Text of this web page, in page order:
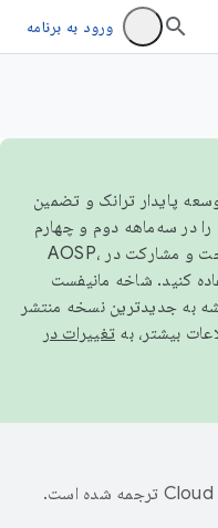
ورود به برنامه
توسعه پایدار ترانک و تضمین
را در سه‌ماهه دوم و چهارم
کنید. شاخه مانیفست
به جدیدترین نسخه منتشر
تغییرات در
ترجمه شده است.